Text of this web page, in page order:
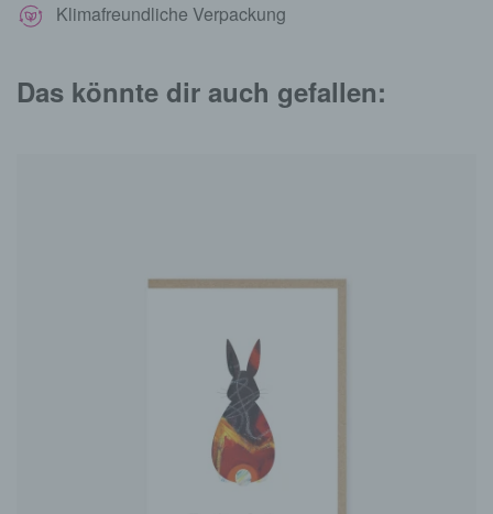
Klimafreundliche Verpackung
Das könnte dir auch gefallen: